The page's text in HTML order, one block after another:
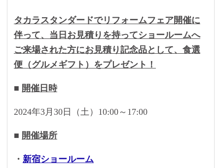
タカラスタンダードでリフォームフェア開催に
伴って、当日お見積りを持ってショールームへ
ご来場された方にお見積り記念品として、食選
便（グルメギフト）をプレゼント！
■ 開催日時
2024年3月30日（土）10:00～17:00
■ 開催場所
・ 新宿ショールーム